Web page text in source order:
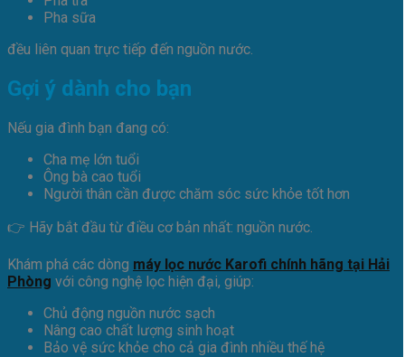
Pha sữa
đều liên quan trực tiếp đến nguồn nước.
Gợi ý dành cho bạn
Nếu gia đình bạn đang có:
Cha mẹ lớn tuổi
Ông bà cao tuổi
Người thân cần được chăm sóc sức khỏe tốt hơn
👉 Hãy bắt đầu từ điều cơ bản nhất: nguồn nước.
Khám phá các dòng máy lọc nước Karofi chính hãng tại Hải
Phòng với công nghệ lọc hiện đại, giúp:
Chủ động nguồn nước sạch
Nâng cao chất lượng sinh hoạt
Bảo vệ sức khỏe cho cả gia đình nhiều thế hệ